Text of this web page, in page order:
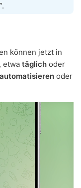
.
können jetzt in
etwa täglich oder
oder